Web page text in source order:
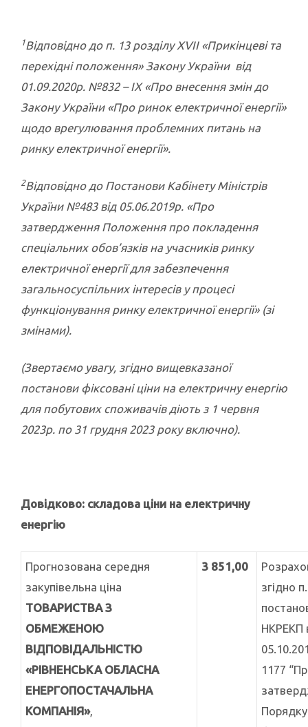
1Відповідно до п. 13 розділуXVII«Прикінцеві та
перехідні положення» Закону України від
01.09.2020р. №832 –IX«Про внесення змін до
Закону України «Про ринок електричної енергії»
щодо врегулювання проблемних питань на
ринку електричної енергії».
2Відповідно до Постанови Кабінету Міністрів
України №483 від 05.06.2019р. «Про
затвердження Положення про покладення
спеціальних обов’язків на учасників ринку
електричної енергії для забезпечення
загальносуспільних інтересів у процесі
функціонування ринку електричної енергії» (зі
змінами).
(Звертаємо увагу, згідно вищевказаної
постанови фіксовані ціни на електричну енергію
для побутових споживачів діють з 1 червня
2023р. по 31 грудня 2023 року включно).
Довідково: складова ціни на електричну
енергію
Прогнозована середня
закупівельна ціна
ТОВАРИСТВА З
ОБМЕЖЕНОЮ
ВІДПОВІДАЛЬНІСТЮ
«РІВНЕНСЬКА ОБЛАСНА
ЕНЕРГОПОСТАЧАЛЬНА
КОМПАНІЯ»,
3 851,00
згідно
НКРЕКП
1177
Порядку